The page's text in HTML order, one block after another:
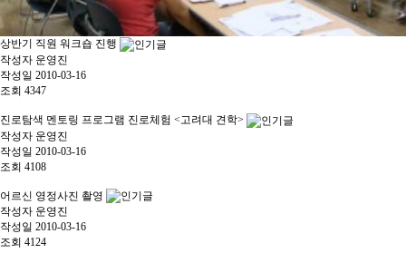
상반기 직원 워크숍 진행
작성자 운영진
작성일 2010-03-16
조회 4347
진로탐색 멘토링 프로그램 진로체험 <고려대 견학>
작성자 운영진
작성일 2010-03-16
조회 4108
어르신 영정사진 촬영
작성자 운영진
작성일 2010-03-16
조회 4124